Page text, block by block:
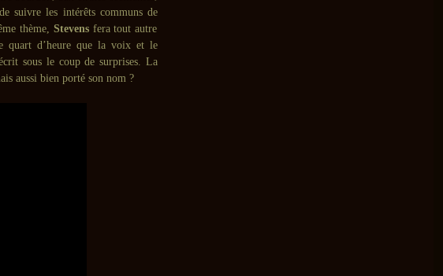
suivre les intérêts communs de
thème, Stevensfera tout autre
quart d’heure que la voix et le
sous le coup de surprises. La
aussi bien porté son nom ?